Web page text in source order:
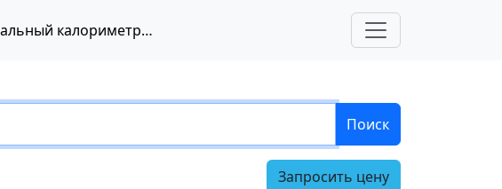
Chip DSC 100 (Chip-DSC L66 Ultimate) - динамический дифференциальный калориметр, Linseis
Поиск
Запросить цену